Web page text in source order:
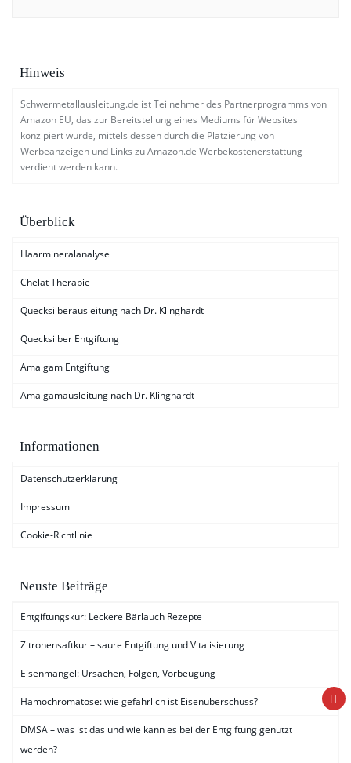
Hinweis
Schwermetallausleitung.de ist Teilnehmer des Partnerprogramms von
Amazon EU, das zur Bereitstellung eines Mediums für Websites
konzipiert wurde, mittels dessen durch die Platzierung von
Werbeanzeigen und Links zu Amazon.de Werbekostenerstattung
verdient werden kann.
Überblick
Haarmineralanalyse
Chelat Therapie
Quecksilberausleitung nach Dr. Klinghardt
Quecksilber Entgiftung
Amalgam Entgiftung
Amalgamausleitung nach Dr. Klinghardt
Informationen
Datenschutzerklärung
Impressum
Cookie-Richtlinie
Neuste Beiträge
Entgiftungskur: Leckere Bärlauch Rezepte
Zitronensaftkur – saure Entgiftung und Vitalisierung
Eisenmangel: Ursachen, Folgen, Vorbeugung
Hämochromatose: wie gefährlich ist Eisenüberschuss?
DMSA – was ist das und wie kann es bei der Entgiftung genutzt
werden?